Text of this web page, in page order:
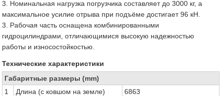
3. Номинальная нагрузка погрузчика составляет до 3000 кг, а
максимальное усилие отрыва при подъёме достигает 96 кН.
3. Рабочая часть оснащена комбинированными
гидроцилиндрами, отличающимися высокую надежностью
работы и износостойкостью.
Технические характеристики
Габаритные размеры (mm)
1
Длина (с ковшом на земле) 6863